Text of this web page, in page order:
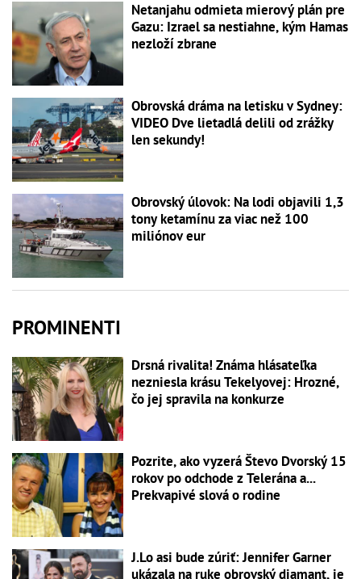
Netanjahu odmieta mierový plán pre
Gazu: Izrael sa nestiahne, kým Hamas
nezloží zbrane
Obrovská dráma na letisku v Sydney:
VIDEO Dve lietadlá delili od zrážky
len sekundy!
Obrovský úlovok: Na lodi objavili 1,3
tony ketamínu za viac než 100
miliónov eur
PROMINENTI
Drsná rivalita! Známa hlásateľka
nezniesla krásu Tekelyovej: Hrozné,
čo jej spravila na konkurze
Pozrite, ako vyzerá Števo Dvorský 15
rokov po odchode z Telerána a...
Prekvapivé slová o rodine
J.Lo asi bude zúriť: Jennifer Garner
ukázala na ruke obrovský diamant, je